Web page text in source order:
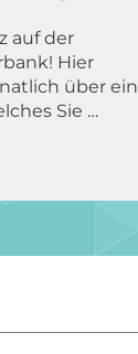
auf der
Hier
über ein
Sie …